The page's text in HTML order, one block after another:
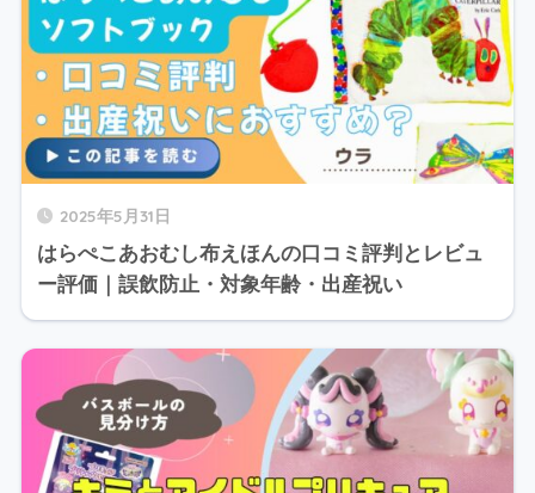
2025年5月31日
はらぺこあおむし布えほんの口コミ評判とレビュ
ー評価｜誤飲防止・対象年齢・出産祝い